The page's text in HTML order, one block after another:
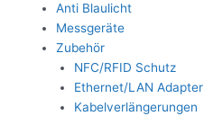
Anti Blaulicht
Messgeräte
Zubehör
NFC/RFID Schutz
Ethernet/LAN Adapter
Kabelverlängerungen